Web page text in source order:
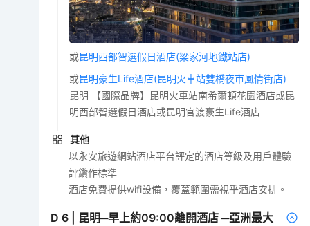
或昆明西部智選假日酒店(梁家河地鐵站店)
或昆明豪生Life酒店(昆明火車站雙橋夜市風情街店)
昆明 【國際品牌】昆明火車站南希爾頓花園酒店或昆
明西部智選假日酒店或昆明官渡豪生Life酒店
其他
以永安旅遊網站酒店平台評定的酒店等級及用戶體驗
評鑽作標準
酒店免費提供wifi設備，覆蓋範圍需視乎酒店安排。
D6
昆明─早上約09:00離開酒店 ─亞洲最大